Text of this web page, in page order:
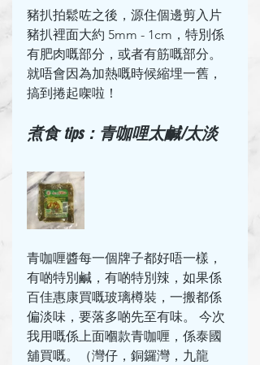
豬扒拍鬆咗之後，源住個邊剪入片
豬扒裡面大約 5mm - 1cm，特別係
有肥肉嘅部分，或者有筋嘅部分。
就唔會因為加熱嘅時候縮埋一舊，
搞到捲起㗎啦！
煮食 tips：青咖哩太鹹/太淡
青咖喱醬每一個牌子都好唔一樣，
有啲特別鹹，有啲特別辣，如果係
百佳惠康買嘅玻璃樽裝，一搬都係
偏淡味，要落多啲先至有味。 今次
我用嘅係上面嗰款青咖喱，係泰國
舖買嘅。（灣仔，銅鑼灣，九龍